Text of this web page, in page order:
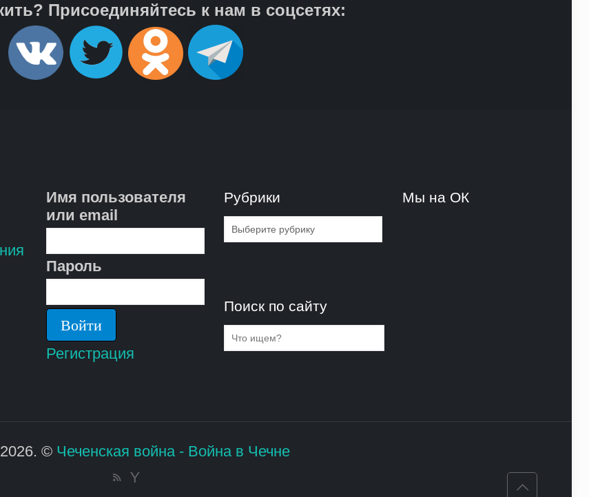
Присоединяйтесь к нам в соцсетях:
Имя пользователя
или email
Пароль
Регистрация
Рубрики
Рубрики
Поиск по сайту
Мы на ОК
© Чеченская война - Война в Чечне